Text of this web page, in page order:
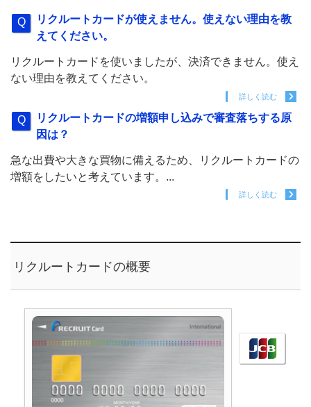
リクルートカードが使えません。使えない理由を教
えてください。
リクルートカードを使いましたが、決済できません。使え
ない理由を教えてください。
詳しく読む
リクルートカードの増額申し込みで審査落ちする原
因は？
急な出費や大きな買物に備えるため、リクルートカードの
増額をしたいと考えています。...
詳しく読む
リクルートカードの概要